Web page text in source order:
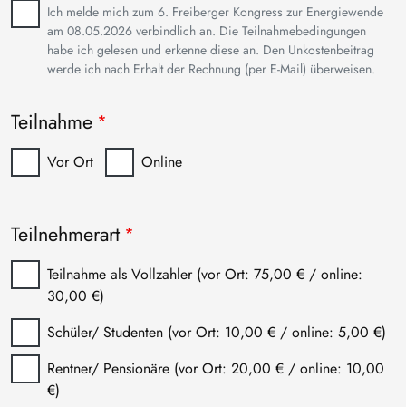
Anmeldung
Ich melde mich zum 6. Freiberger Kongress zur Energiewende
am 08.05.2026 verbindlich an. Die Teilnahmebedingungen
habe ich gelesen und erkenne diese an. Den Unkostenbeitrag
werde ich nach Erhalt der Rechnung (per E-Mail) überweisen.
Teilnahme
Vor Ort Online
Teilnehmerart
Teilnahme als Vollzahler (vor Ort: 75,00 € / online:
30,00 €)
Schüler/ Studenten (vor Ort: 10,00 € / online: 5,00 €)
Rentner/ Pensionäre (vor Ort: 20,00 € / online: 10,00
€)